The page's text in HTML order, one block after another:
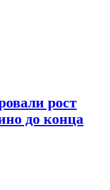
рост
до конца